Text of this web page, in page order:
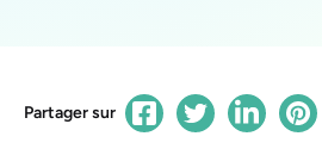
Partager sur